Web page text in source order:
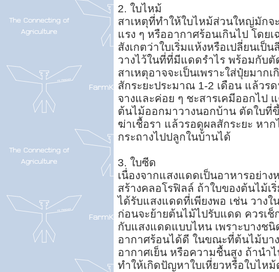
2. ใบไหม้
สาเหตุที่ทำให้ใบไหม้ส่วนใหญ่มัก
แรง ๆ หรืออากาศร้อนเกินไป โดย
สังเกตว่าใบเริ่มแห้งหรือเปลี่ยนเป็
วางไว้ในที่ที่มีแดดรำไร พร้อมกับ
สาเหตุอาจจะเป็นเพราะใส่ปุ๋ยมาก
สักระยะประมาณ 1-2 เดือน แล้วร
จางและค่อย ๆ ชะสารเคมีออกไป
ต้นไม้ออกมาวางนอกบ้าน ตัดใบที่
ฆ่าเชื้อรา แล้วรอดูผลสักระยะ หา
กระถางไปปลูกในบ้านได้
3. ใบซีด
เนื่องจากแสงแดดเป็นอาหารอย่า
สร้างคลอโรฟิลล์ ถ้าใบของต้นไม้เ
ได้รับแสงแดดที่เพียงพอ เช่น วาง
ก่อนจะย้ายต้นไม้ไปรับแดด ควรเช็
กับแสงแดดแบบไหน เพราะบางช
อากาศร้อนได้ดี ในขณะที่ต้นไม้บา
อากาศเย็น หรือความชื้นสูง ถ้านำ
ทำให้เกิดปัญหาใบเหี่ยวหรือใบไห